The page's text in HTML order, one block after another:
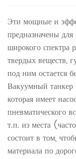
Эти мощные и
предназначены
широкого спектра
твердых веществ,
под ним остается
Вакуумный танкер
которая имеет
пневматического
т.п. из места
состоит в том,
материала по